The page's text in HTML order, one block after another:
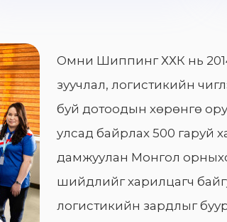
Омни Шиппинг ХХК нь
зуучлал, логистикийн
буй дотоодын хөрөнгө
улсад байрлах 500 гаруй
дамжуулан Монгол
шийдлийг харилцагч
логистикийн зардлыг